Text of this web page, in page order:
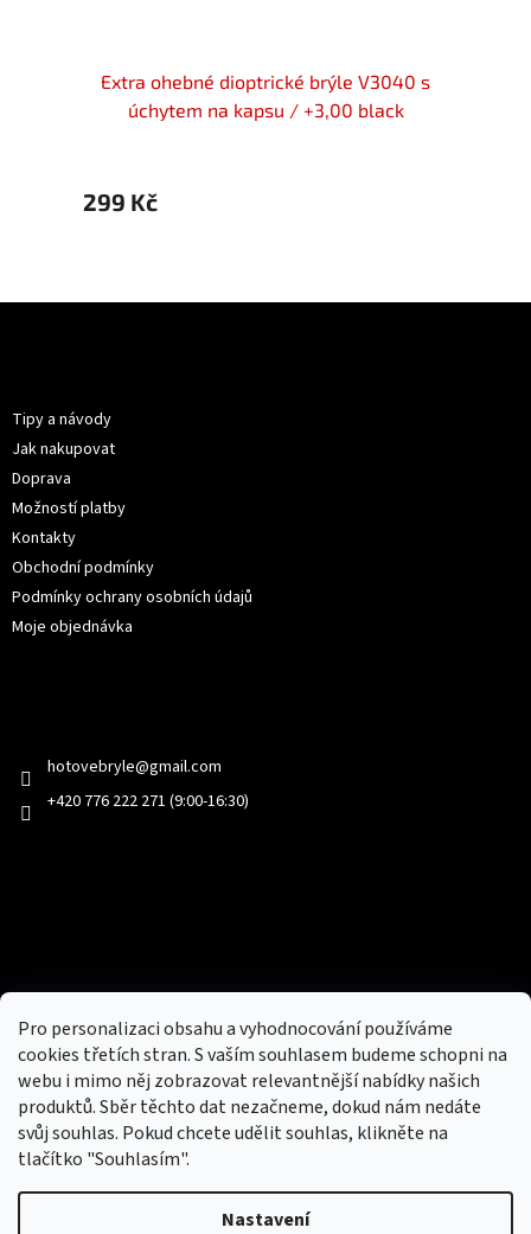
Pro personalizaci obsahu a vyhodnocování používáme
cookies třetích stran. S vaším souhlasem budeme schopni na
webu i mimo něj zobrazovat relevantnější nabídky našich
produktů. Sběr těchto dat nezačneme, dokud nám nedáte
svůj souhlas. Pokud chcete udělit souhlas, klikněte na
tlačítko "Souhlasím".
Nastavení
Extra ohebné dioptrické brýle V3040 s
úchytem na kapsu / +3,00 black
299 Kč
Tipy a návody
Jak nakupovat
Doprava
Možností platby
Kontakty
Obchodní podmínky
Podmínky ochrany osobních údajů
Moje objednávka
hotovebryle@gmail.com
+420 776 222 271 (9:00-16:30)
Nový obchod s batohy, cestovními zavazadly, tašky a peněženky